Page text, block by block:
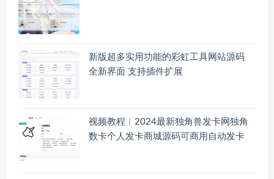
新版超多实用功能的彩虹工具网站源码
全新界面 支持插件扩展
视频教程︱2024最新独角兽发卡网独角
数卡个人发卡商城源码可商用自动发卡